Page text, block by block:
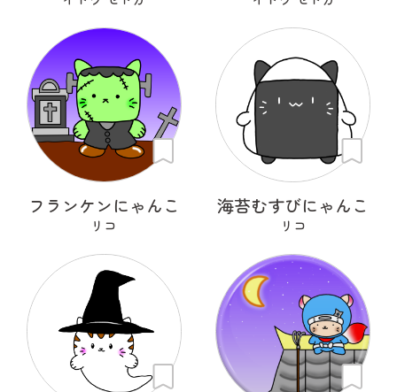
フランケンにゃんこ
リコ
海苔むすびにゃんこ
リコ